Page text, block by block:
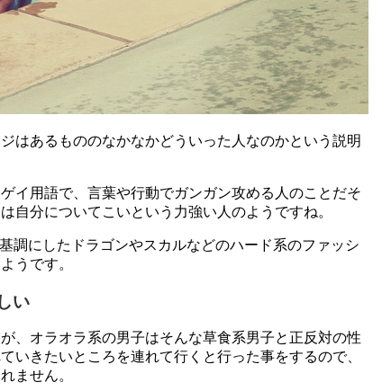
はあるもののなかなかどういった人なのかという説明
イ用語で、言葉や行動でガンガン攻める人のことだそ
自分についてこいという力強い人のようですね。
調にしたドラゴンやスカルなどのハード系のファッシ
うです。
い
、オラオラ系の男子はそんな草食系男子と正反対の性
いきたいところを連れて行くと行った事をするので、
ません。